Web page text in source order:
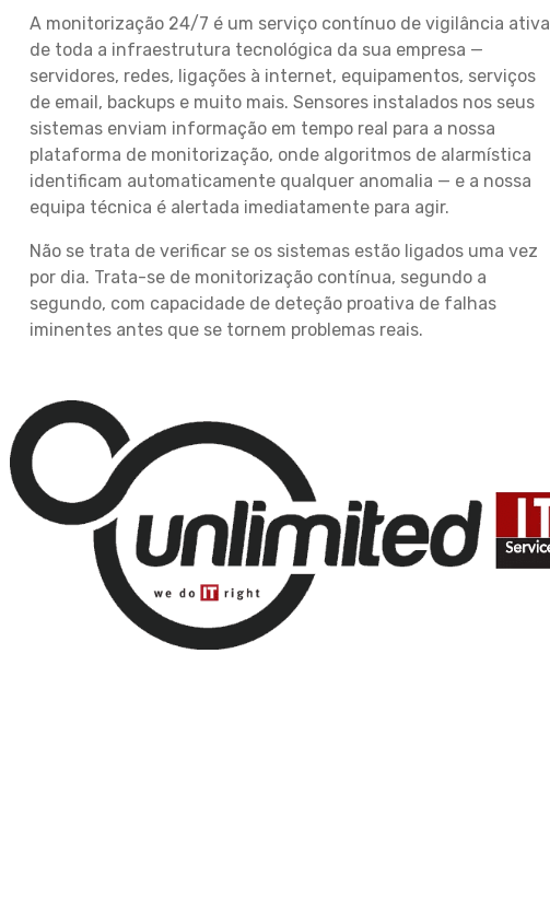
A monitorização 24/7 é um serviço contínuo de vigilância ativa
de toda a infraestrutura tecnológica da sua empresa —
servidores, redes, ligações à internet, equipamentos, serviços
de email, backups e muito mais. Sensores instalados nos seus
sistemas enviam informação em tempo real para a nossa
plataforma de monitorização, onde algoritmos de alarmística
identificam automaticamente qualquer anomalia — e a nossa
equipa técnica é alertada imediatamente para agir.
Não se trata de verificar se os sistemas estão ligados uma vez
por dia. Trata-se de monitorização contínua, segundo a
segundo, com capacidade de deteção proativa de falhas
iminentes antes que se tornem problemas reais.